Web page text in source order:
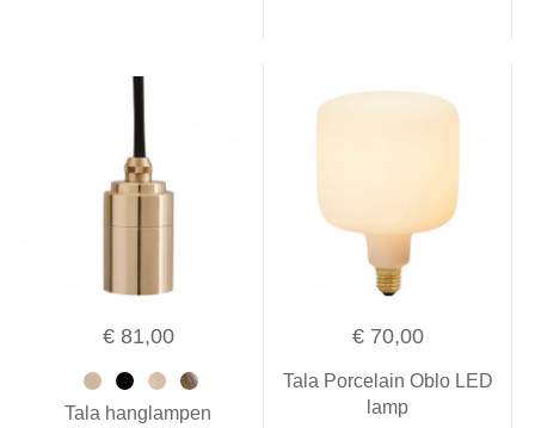
€ 81,00
Tala hanglampen
€ 70,00
Tala Porcelain Oblo LED
lamp